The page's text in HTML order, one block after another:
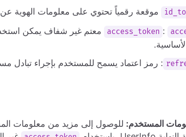
access_token :
معتم غير شفاف يمكن
: رمز اعتماد يسمح للمستخدم بإجراء تبادل
المستخدم: للوصول إلى مزيد من معلومات